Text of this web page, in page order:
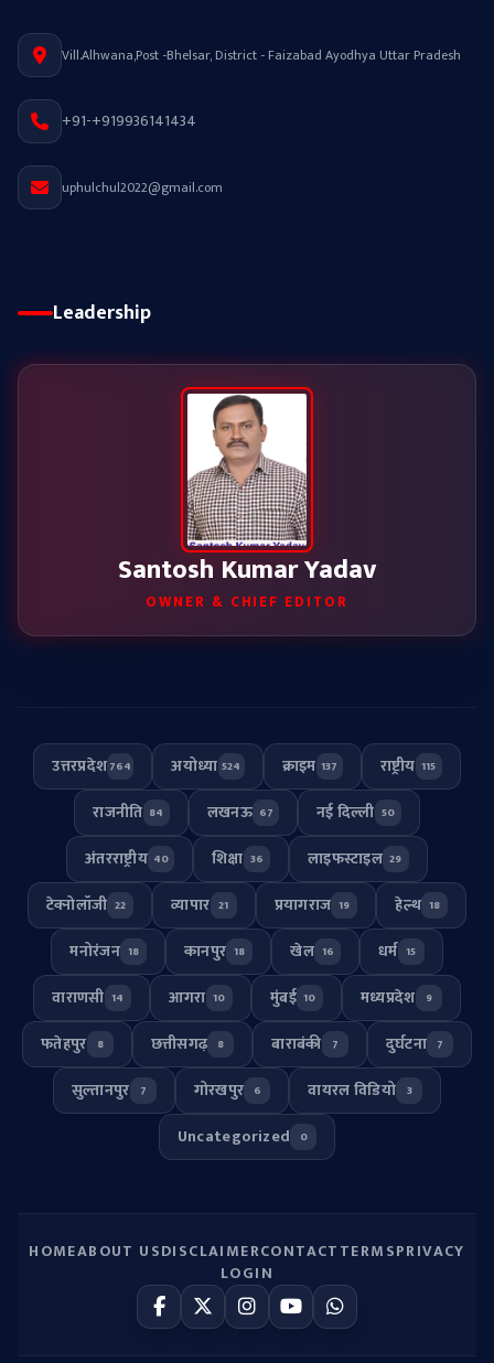
Vill.Alhwana,Post -Bhelsar, District - Faizabad Ayodhya Uttar Pradesh
+91-+919936141434
uphulchul2022@gmail.com
Leadership
Santosh Kumar Yadav
OWNER & CHIEF EDITOR
उत्तरप्रदेश764 अयोध्या 524 क्राइम 137 राष्ट्रीय 115
राजनीति 84 लखनऊ 67 नई दिल्ली 50
अंतरराष्ट्रीय 40 शिक्षा 36 लाइफस्टाइल 29
टेक्नोलॉजी 22 व्यापार 21 प्रयागराज 19 हेल्थ 18
मनोरंजन 18 कानपुर 18 खेल 16 धर्म 15
वाराणसी 14 आगरा 10 मुंबई 10 मध्यप्रदेश 9
फतेहपुर 8 छत्तीसगढ़ 8 बाराबंकी 7 दुर्घटना 7
सुल्तानपुर 7 गोरखपुर 6 वायरल विडियो 3
Uncategorized 0
HOMEABOUT USDISCLAIMERCONTACTTERMSPRIVACY
LOGIN